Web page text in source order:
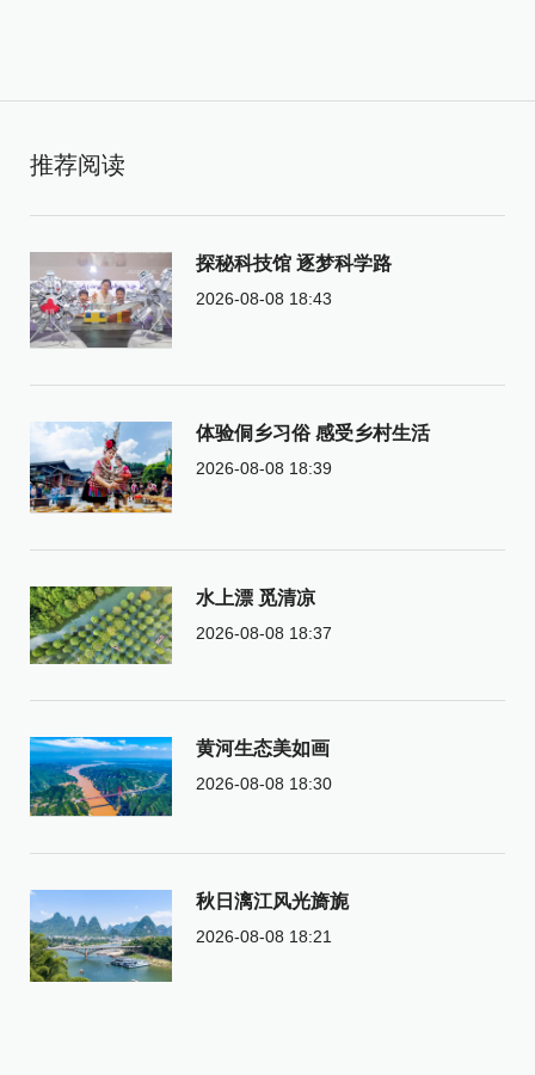
推荐阅读
探秘科技馆 逐梦科学路
2026-08-08 18:43
体验侗乡习俗 感受乡村生活
2026-08-08 18:39
水上漂 觅清凉
2026-08-08 18:37
黄河生态美如画
2026-08-08 18:30
秋日漓江风光旖旎
2026-08-08 18:21